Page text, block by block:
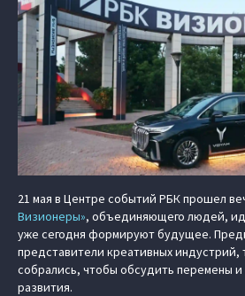
21 мая в Центре событий РБК прошел
Визионеры», объединяющего людей,
уже сегодня формируют будущее.
представители креативных индустрий,
собрались, чтобы обсудить перемены
развития.